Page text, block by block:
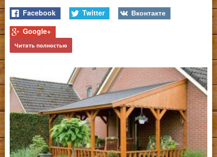
Facebook Twitter
Вконтакте
Google+
Читать полностью